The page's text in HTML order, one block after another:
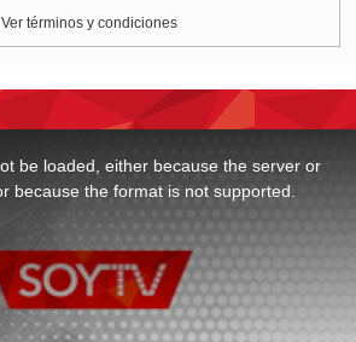
Ver términos y condiciones
be loaded, either because the server or
because the format is not supported.